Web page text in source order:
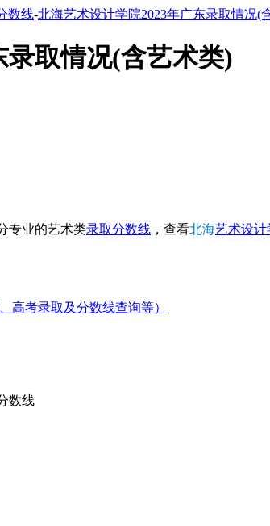
数线-北海艺术设计学院2023年广东录取情况(
录取情况(含艺术类)
专业的艺术类录取分数线 ，查看北海艺术设计
高考录取及分数线查询等）